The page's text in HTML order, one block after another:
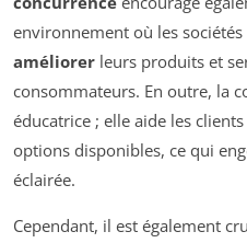
environnement où les
améliorer leurs produits et
consommateurs. En outre, la
éducatrice ; elle aide les
options disponibles, ce qui
éclairée.
Cependant, il est également